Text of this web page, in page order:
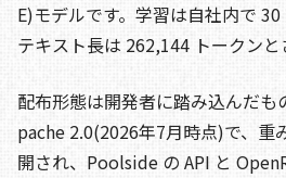
E)モデルです。学習は自社内で
テキスト長は 262,144 トークンと
配布形態は開発者に踏み込んだも
pache 2.0(2026年7月時点)で、重
開され、Poolside の API と